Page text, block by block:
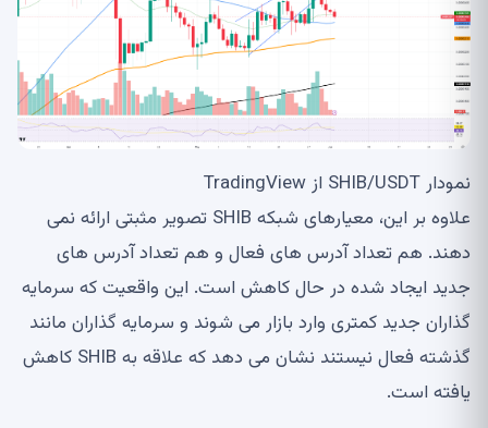
نمودار SHIB/USDT از TradingView
علاوه بر این، معیارهای شبکه SHIB تصویر مثبتی ارائه نمی
دهند. هم تعداد آدرس های فعال و هم تعداد آدرس های
جدید ایجاد شده در حال کاهش است. این واقعیت که سرمایه
گذاران جدید کمتری وارد بازار می شوند و سرمایه گذاران مانند
گذشته فعال نیستند نشان می دهد که علاقه به SHIB کاهش
یافته است.